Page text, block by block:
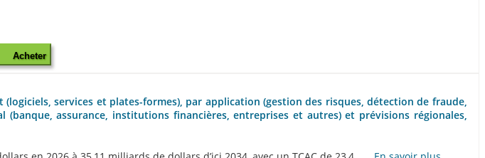
Acheter
services et plates-formes), par application (gestion des risques, détection de fraude,
assurance, institutions financières, entreprises et autres) et prévisions régionales,